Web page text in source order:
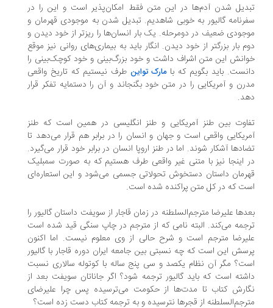
شدن آدم‌ها در این متن فقط امکان‌پذیر است و این را در
گالیور به خوبی شاهدیم. تبدیل شدن به موجودی قهرمان و
ضعیف در دومرحله. یک بار انسان‌ها را ریزتر از خود دیدن و
بار بزرگتر از خود دیدن. انگار باید به بیماری‌های روانی نیز موقع
این متن اشراف داشت و خود بزرگ‌بینی و خود کوچک‌بینی را
باید بگویم که با مارک تواین طرف نیستیم که تاریخ واقعی
و آمریکایی را در متن خود بگنجاند و آن را دستمایه تفکر قرار
بین طنز آمریکایی و طنز انگلیسی در همین است که طنز
واقعی است و جهان و انسان را در برابر هم قرار می‌دهد تا
آشکار شوند. اما در طنز اروپا انسان در برابر خود قرار می‌گیرد.
اینجا نیز با متنی غیر واقعی طرف هستیم که به صورت سمبلیک
داستان دستخوش تحولاتی جسمی می‌شود و این استعاره‌ای
که در کل متن پراکنده شده است.
علیرضا مترجم‌السلطنه در زمان قاجار از سویفت داستان گالیور را
می‌کند. البته نامی که از مترجم در چاپ سنگی قید شده است
مترجم است و شرح حالی از وی معلوم نیست. اما اکنون
این است که چه نسبتی بین جامعه ایران دوره قاجار با گالیور
مگر آن نظام یکصد و سی پنج ساله با کوتوله سالاری نسبت
است که باید گالیور ترجمه شود؟ اگر جاناتان سویفت بعد از
کتاب تا مدت‌ها از حکومت می‌ترسیده پس چرا علیرضای
از قجرها نترسیده و به ترجمه کتاب دست زده است؟